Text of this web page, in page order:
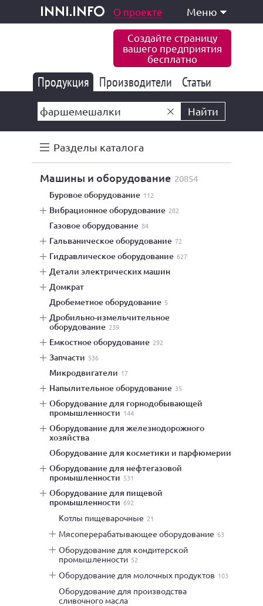
inni.info
и услуги О проекте Меню
Создайте страницу
вашего предприятия
бесплатно
Продукция 177 847
Производители 6 777
Статьи
Найти
Разделы каталога
машины и оборудование 20854
буровое оборудование 112
вибрационное оборудование 282
газовое оборудование 84
гальваническое оборудование 72
гидравлическое оборудование 627
детали электрических машин
домкрат
дробеметное оборудование 5
дробильно-измельчительное
оборудование 239
емкостное оборудование 292
запчасти 536
микродвигатели 17
напылительное оборудование 35
оборудование для горнодобывающей
промышленности 144
оборудование для железнодорожного
хозяйства
оборудование для косметики и парфюмерии
оборудование для нефтегазовой
промышленности 531
оборудование для пищевой
промышленности 692
котлы пищеварочные 21
мясоперерабатывающее оборудование 63
оборудование для кондитерской
промышленности 52
оборудование для молочных продуктов 103
оборудование для производства
сливочного масла